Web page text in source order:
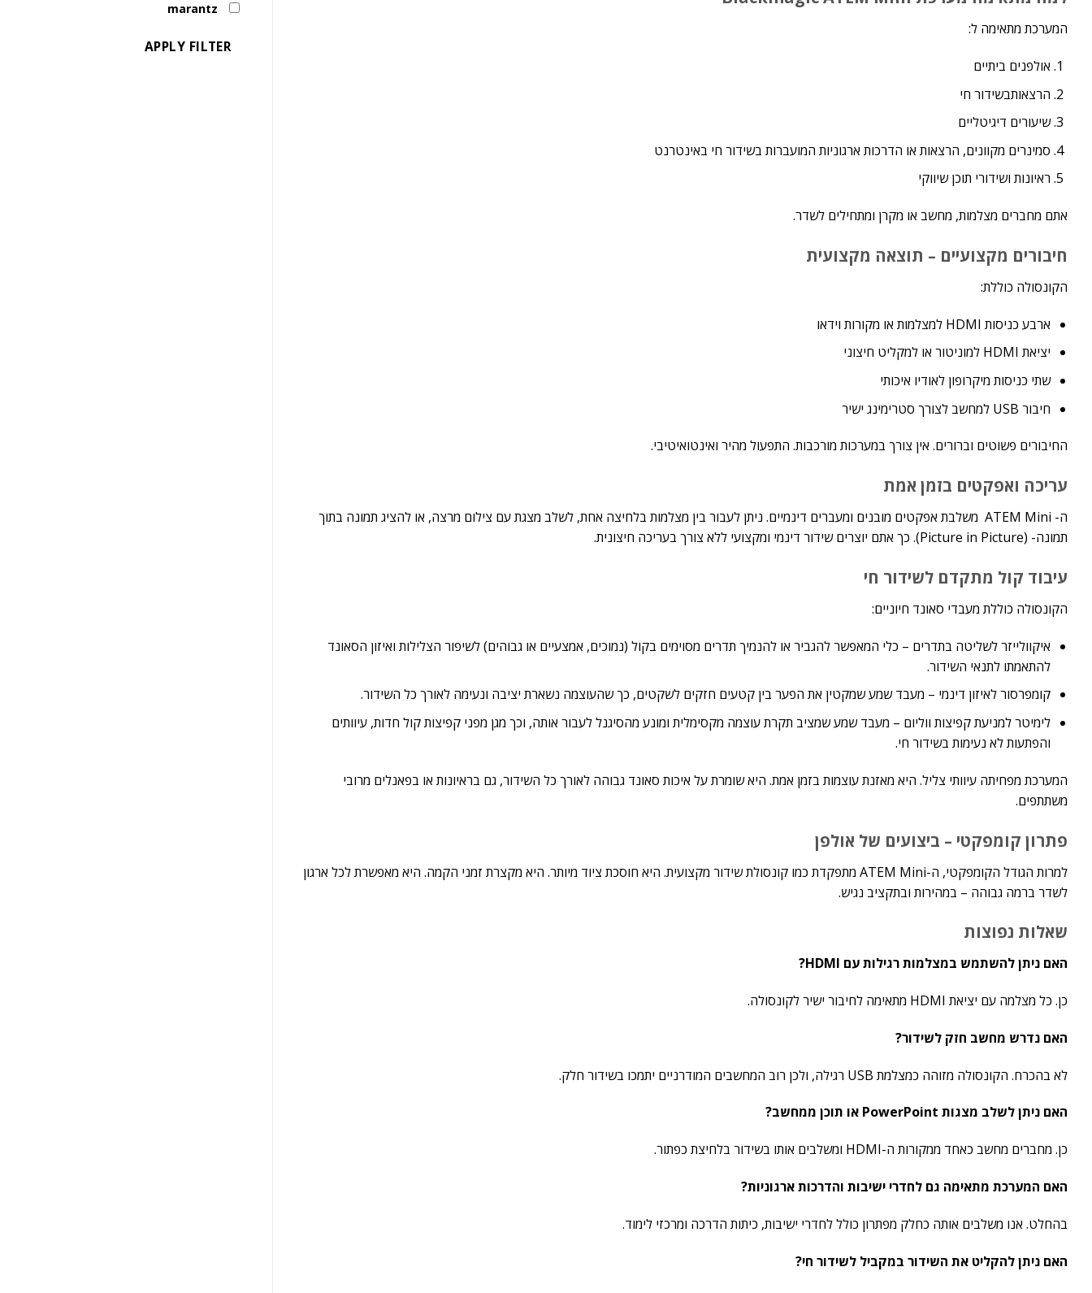
המערכת מתאימה ל:
אולפנים ביתיים
הרצאותבשידור חי
שיעורים דיגיטליים
סמינרים מקוונים, הרצאות או הדרכות ארגוניות המועברות בשידור חי באינטרנט
ראיונות ושידורי תוכן שיווקי
אתם מחברים מצלמות, מחשב או מקרן ומתחילים לשדר.
חיבורים מקצועיים – תוצאה מקצועית
הקונסולה כוללת:
ארבע כניסות HDMI למצלמות או מקורות וידאו
יציאת HDMI למוניטור או למקליט חיצוני
שתי כניסות מיקרופון לאודיו איכותי
חיבור USB למחשב לצורך סטרימינג ישיר
החיבורים פשוטים וברורים. אין צורך במערכות מורכבות. התפעול מהיר ואינטואיטיבי.
עריכה ואפקטים בזמן אמת
ה- ATEM Mini משלבת אפקטים מובנים ומעברים דינמיים. ניתן לעבור בין מצלמות בלחיצה אחת, לשלב מצגת עם צילום מרצה, או להציג תמונה בתוך
תמונה- (Picture in Picture). כך אתם יוצרים שידור דינמי ומקצועי ללא צורך בעריכה חיצונית.
עיבוד קול מתקדם לשידור חי
הקונסולה כוללת מעבדי סאונד חיוניים:
איקוולייזר לשליטה בתדרים – כלי המאפשר להגביר או להנמיך תדרים מסוימים בקול (נמוכים, אמצעיים או גבוהים) לשיפור הצלילות ואיזון הסאונד
להתאמתו לתנאי השידור.
קומפרסור לאיזון דינמי – מעבד שמע שמקטין את הפער בין קטעים חזקים לשקטים, כך שהעוצמה נשארת יציבה ונעימה לאורך כל השידור.
לימיטר למניעת קפיצות ווליום – מעבד שמע שמציב תקרת עוצמה מקסימלית ומונע מהסיגנל לעבור אותה, וכך מגן מפני קפיצות קול חדות, עיוותים
והפתעות לא נעימות בשידור חי.
המערכת מפחיתה עיוותי צליל. היא מאזנת עוצמות בזמן אמת. היא שומרת על איכות סאונד גבוהה לאורך כל השידור, גם בראיונות או בפאנלים מרובי
משתתפים.
פתרון קומפקטי – ביצועים של אולפן
למרות הגודל הקומפקטי, ה-ATEM Mini מתפקדת כמו קונסולת שידור מקצועית. היא חוסכת ציוד מיותר. היא מקצרת זמני הקמה. היא מאפשרת לכל ארגון
לשדר ברמה גבוהה – במהירות ובתקציב נגיש.
שאלות נפוצות
האם ניתן להשתמש במצלמות רגילות עם HDMI?
כן. כל מצלמה עם יציאת HDMI מתאימה לחיבור ישיר לקונסולה.
האם נדרש מחשב חזק לשידור?
לא בהכרח. הקונסולה מזוהה כמצלמת USB רגילה, ולכן רוב המחשבים המודרניים יתמכו בשידור חלק.
האם ניתן לשלב מצגות PowerPoint או תוכן ממחשב?
כן. מחברים מחשב כאחד ממקורות ה-HDMI ומשלבים אותו בשידור בלחיצת כפתור.
האם המערכת מתאימה גם לחדרי ישיבות והדרכות ארגוניות?
בהחלט. אנו משלבים אותה כחלק מפתרון כולל לחדרי ישיבות, כיתות הדרכה ומרכזי לימוד.
האם ניתן להקליט את השידור במקביל לשידור חי?
marantz
APPLY FILTER